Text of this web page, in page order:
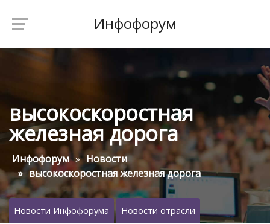
Инфофорум
высокоскоростная
железная дорога
Инфофорум
Новости
высокоскоростная железная дорога
Новости Инфофорума Новости отрасли